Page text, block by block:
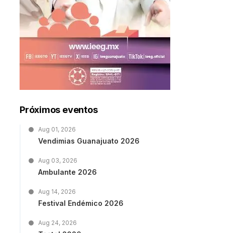
Próximos eventos
Aug 01, 2026
Vendimias Guanajuato 2026
Aug 03, 2026
Ambulante 2026
Aug 14, 2026
Festival Endémico 2026
Aug 24, 2026